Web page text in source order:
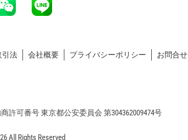
引法 会社概要 プライバシーポリシー お問合せ
許可番号 東京都公安委員会 第304362009474号
All Rights Reserved